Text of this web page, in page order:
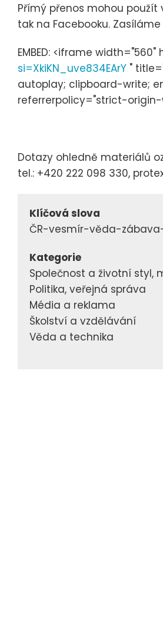
Přímý přenos mohou
tak na Facebooku.
EMBED: <iframe width="560"
si=XkiKN_uve834EArY "
autoplay; clipboard-write;
referrerpolicy="strict-
Dotazy ohledně materiálů
tel.: +420 222 098 330,
Klíčová slova
ČR-vesmír-věda-zábava-
Kategorie
Společnost a životní styl,
Politika, veřejná správa
Média a reklama
Školství a vzdělávání
Věda a technika